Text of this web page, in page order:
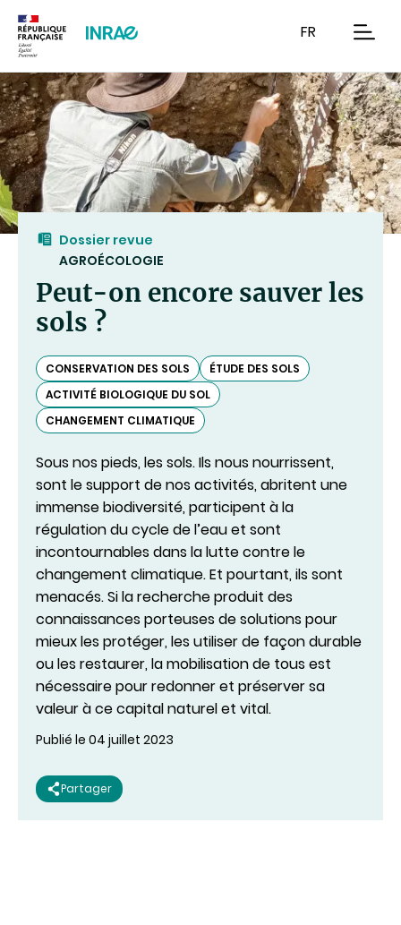
FR
Dossier revue
AGROÉCOLOGIE
Peut-on encore sauver les
sols ?
CONSERVATION DES SOLS
ÉTUDE DES SOLS
ACTIVITÉ BIOLOGIQUE DU SOL
CHANGEMENT CLIMATIQUE
Sous nos pieds, les sols. Ils nous nourrissent,
sont le support de nos activités, abritent une
immense biodiversité, participent à la
régulation du cycle de l’eau et sont
incontournables dans la lutte contre le
changement climatique. Et pourtant, ils sont
menacés. Si la recherche produit des
connaissances porteuses de solutions pour
mieux les protéger, les utiliser de façon durable
ou les restaurer, la mobilisation de tous est
nécessaire pour redonner et préserver sa
valeur à ce capital naturel et vital.
Publié le 04 juillet 2023
Partager